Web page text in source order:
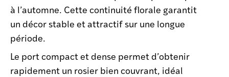
à l’automne. Cette continuité florale garantit
un décor stable et attractif sur une longue
période.
Le port compact et dense permet d’obtenir
rapidement un rosier bien couvrant, idéal